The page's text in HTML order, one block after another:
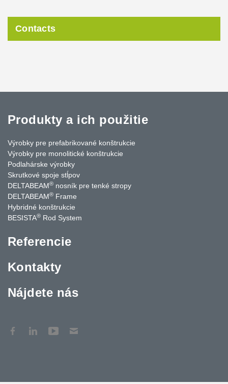
Contacts
Produkty a ich použitie
Výrobky pre prefabrikované konštrukcie
Výrobky pre monolitické konštrukcie
Podlahárske výrobky
Skrutkové spoje stĺpov
DELTABEAM® nosník pre tenké stropy
DELTABEAM® Frame
Hybridné konštrukcie
BESISTA® Rod System
Referencie
Kontakty
Nájdete nás